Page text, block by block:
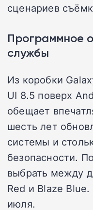
сценариев
Программное
службы
Из коробки
UI 8.5 поверх
обещает
шесть лет
системы и
безопасности.
выбрать между
Red и Blaze
июля.